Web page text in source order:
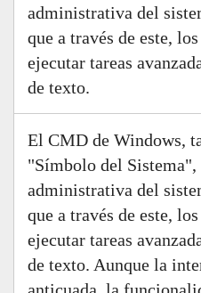
administrativa del
que a través de este,
ejecutar tareas
de texto.
El CMD de Windows,
"Símbolo del Sistema",
administrativa del
que a través de este,
ejecutar tareas
de texto. Aunque la